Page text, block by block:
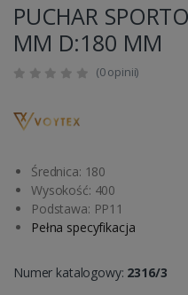
PUCHAR
MM D:180 MM
(0 opinii)
Średnica: 180
Wysokość: 400
Podstawa: PP11
Pełna specyfikacja
Numer katalogowy: 2316/3